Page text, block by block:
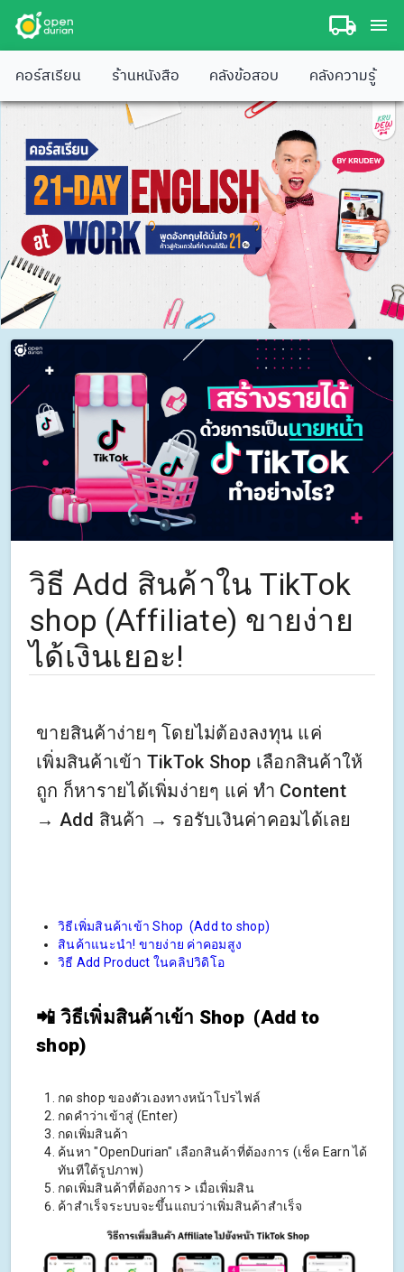
คอร์สเรียน ร้านหนังสือ คลังข้อสอบ คลังความรู้
วิธี Add สินค้าใน TikTok
shop (Affiliate) ขายง่าย
ได้เงินเยอะ!
ขายสินค้าง่ายๆ โดยไม่ต้องลงทุน แค่
เพิ่มสินค้าเข้า TikTok Shop เลือกสินค้าให้
ถูก ก็หารายได้เพิ่มง่ายๆ แค่ ทำ Content
→ Add สินค้า → รอรับเงินค่าคอมได้เลย
วิธีเพิ่มสินค้าเข้า Shop (Add to shop)
สินค้าแนะนำ! ขายง่าย ค่าคอมสูง
วิธี Add Product ในคลิปวิดิโอ
📲 วิธีเพิ่มสินค้าเข้า Shop (Add to
shop)
กด shop ของตัวเองทางหน้าโปรไฟล์
กดคำว่าเข้าสู่ (Enter)
กดเพิ่มสินค้า
ค้นหา "OpenDurian" เลือกสินค้าที่ต้องการ (เช็ค Earn ได้
ทันทีใต้รูปภาพ)
กดเพิ่มสินค้าที่ต้องการ > เมื่อเพิ่มสิน
ค้าสำเร็จระบบจะขึ้นแถบว่าเพิ่มสินค้าสำเร็จ